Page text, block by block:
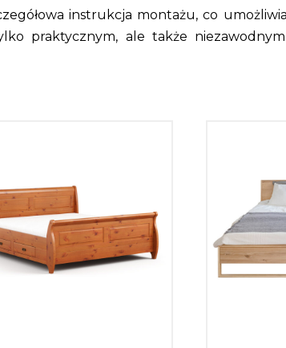
instrukcja montażu, co
praktycznym, ale także